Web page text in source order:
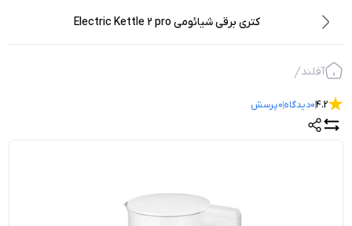
کتری برقی شیائومی Electric Kettle 2 pro
آفلند
4.2
0دیدگاه0پرسش